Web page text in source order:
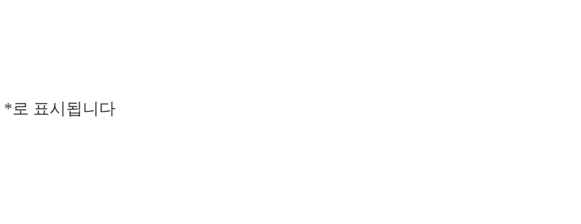
*로 표시됩니다